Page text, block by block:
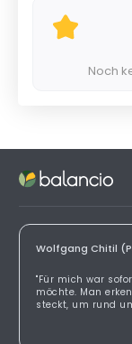
Noch
Wolfgang Chitil
"Für mich war
möchte. Man
steckt, um rund